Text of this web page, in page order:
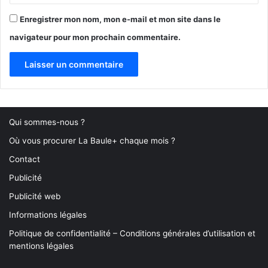
Enregistrer mon nom, mon e-mail et mon site dans le
navigateur pour mon prochain commentaire.
Qui sommes-nous ?
Où vous procurer La Baule+ chaque mois ?
Contact
Publicité
Publicité web
Informations légales
Politique de confidentialité – Conditions générales d’utilisation et
mentions légales